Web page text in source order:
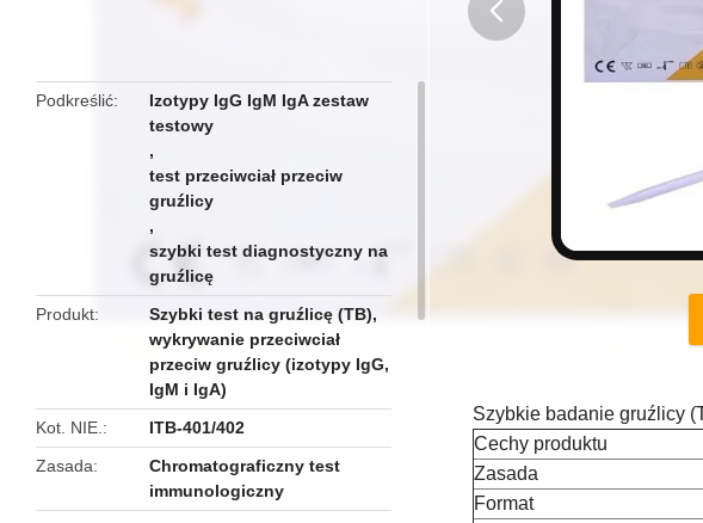
Podkreślić
Izotypy IgG IgM IgA zestaw
testowy
,
test przeciwciał przeciw
gruźlicy
,
szybki test diagnostyczny na
gruźlicę
Produkt
Szybki test na gruźlicę (TB),
wykrywanie przeciwciał
przeciw gruźlicy (izotypy IgG,
IgM i IgA)
Kot. NIE.
ITB-401/402
Zasada
Chromatograficzny test
immunologiczny
Szybkie badanie gruźlicy
Cechy produktu
Zasada
Format